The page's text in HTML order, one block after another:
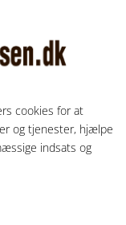
cookies for at
og tjenester, hjælpe
indsats og